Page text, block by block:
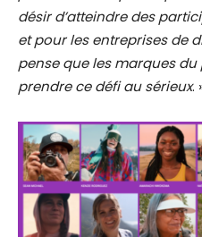
désir d’atteindre des
et pour les entreprises de
pense que les marques
prendre ce défi au sérieux.